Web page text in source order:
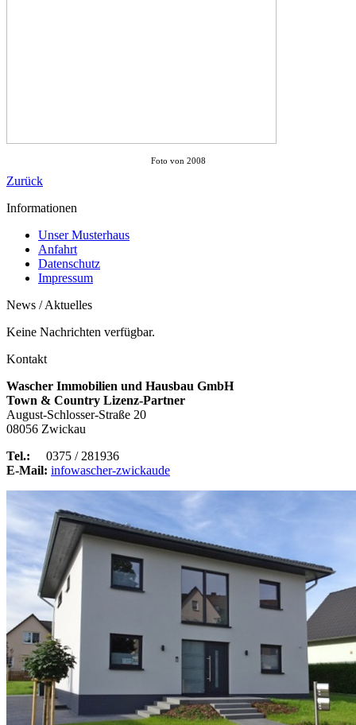
Foto von 2008
Zurück
Informationen
Unser Musterhaus
Anfahrt
Datenschutz
Impressum
News / Aktuelles
Keine Nachrichten verfügbar.
Kontakt
Wascher Immobilien und Hausbau GmbH
Town & Country Lizenz-Partner
August-Schlosser-Straße 20
08056 Zwickau
Tel.: 0375 / 281936
E-Mail: infowascher-zwickaude